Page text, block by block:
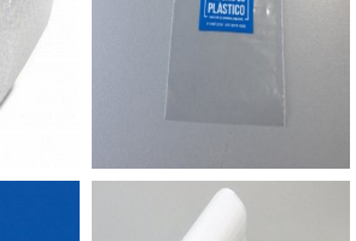
de plástico siliconado. O
garante os melhores produtos
para assim, oferecer
a todos os cliente e
que o material seja
protegido contra raios UV
entre 20 e 25°C e
de 50% a 55%. Sendo